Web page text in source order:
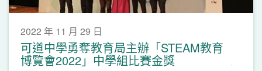
2022 年 11 月 29 日
可道中學勇奪教育局主辦「STEAM教育
博覽會2022」中學組比賽金獎